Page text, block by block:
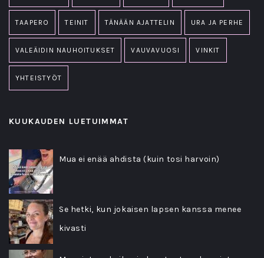
TAAPERO TEINIT TÄNÄÄN AJATTELIN URA JA PERHE
VALEÄIDIN NAUHOITUKSET VAUVAVUOSI VINKIT
YHTEISTYÖT
KUUKAUDEN LUETUIMMAT
Mua ei enää ahdista (kuin tosi harvoin)
Se hetki, kun jokaisen lapsen kanssa menee
kivasti